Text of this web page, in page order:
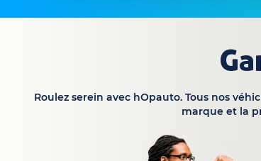
Roulez serein avec hOpauto. Tous nos
marque et la